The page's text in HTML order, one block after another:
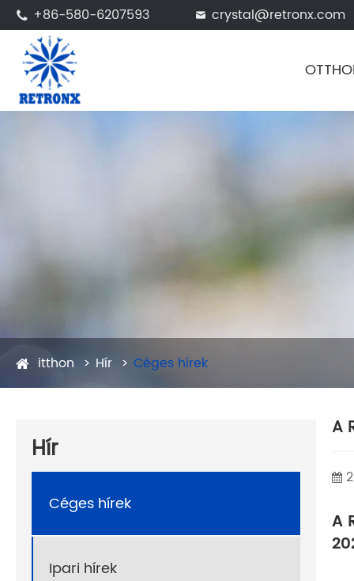
 +86-580-6207593  crystal@retronx.com
itthon Hír Céges hírek
Hír
Céges hírek
Ipari hírek
A
A